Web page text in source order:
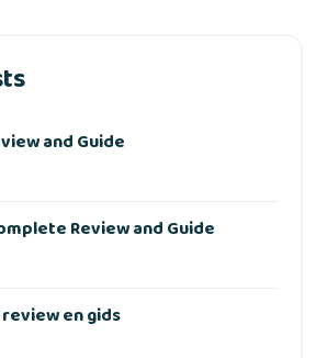
and Guide
Review and Guide
en gids